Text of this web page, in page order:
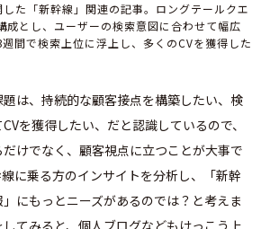
た「新幹線」関連の記事。ロングテールクエ
成とし、ユーザーの検索意図に合わせて幅広
間で検索上位に浮上し、多くのCVを獲得した
は、持続的な顧客接点を構築したい、検
を獲得したい、だと認識しているので、
けでなく、顧客視点に立つことが大事で
に乗る方のインサイトを分析し、「新幹
にもっとニーズがあるのでは？と考えま